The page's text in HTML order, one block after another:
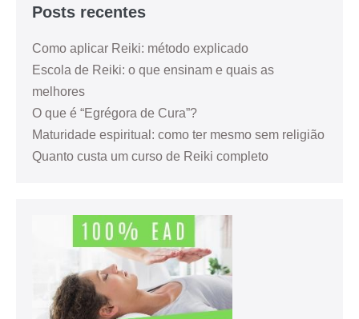
Posts recentes
Como aplicar Reiki: método explicado
Escola de Reiki: o que ensinam e quais as
melhores
O que é “Egrégora de Cura”?
Maturidade espiritual: como ter mesmo sem religião
Quanto custa um curso de Reiki completo